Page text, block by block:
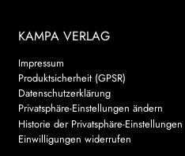
KAMPA VERLAG
Impressum
Produktsicherheit (GPSR)
Datenschutzerklärung
Privatsphäre-Einstellungen ändern
Historie der Privatsphäre-Einstellungen
Einwilligungen widerrufen